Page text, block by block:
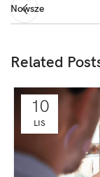
Nowsze
Related
10
LIS